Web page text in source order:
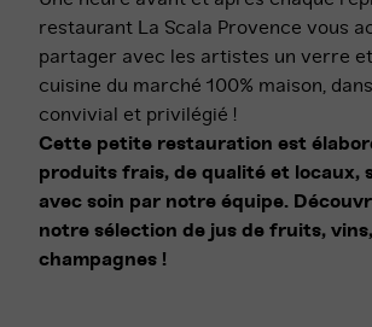
restaurant La Scala Provence vous
partager avec les artistes un verre
cuisine du marché 100% maison,
convivial et privilégié !
Cette petite restauration est
produits frais, de qualité et locaux,
avec soin par notre équipe.
notre sélection de jus de fruits,
champagnes !